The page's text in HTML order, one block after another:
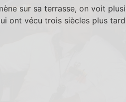
sur sa terrasse, on voit
ont vécu trois siècles plus